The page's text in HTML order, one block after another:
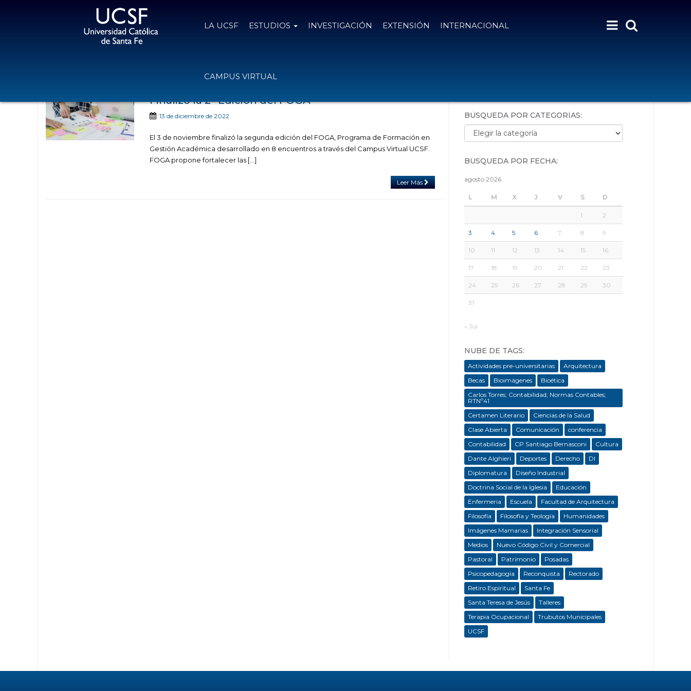
LA UCSF ESTUDIOS INVESTIGACIÓN EXTENSIÓN INTERNACIONAL
CAMPUS VIRTUAL
Finalizó la 2º Edición del FOGA
13 de diciembre de 2022
El 3 de noviembre finalizó la segunda edición del FOGA, Programa de Formación en
Gestión Académica desarrollado en 8 encuentros a través del Campus Virtual UCSF.
FOGA propone fortalecer las […]
Leer Más
BÚSQUEDA POR CATEGORÍAS:
Búsqueda por categorías:
BÚSQUEDA POR FECHA:
agosto 2026
L M X J V S D
1 2
3 4 5 6 7 8 9
10 11 12 13 14 15 16
17 18 19 20 21 22 23
24 25 26 27 28 29 30
31
« Jul
NUBE DE TAGS:
Actividades pre-universitarias
Arquitectura
Becas
Bioimágenes
Bioética
Carlos Torres; Contabilidad; Normas Contables;
RTNº41
Certamen Literario
Ciencias de la Salud
Clase Abierta
Comunicación
conferencia
Contabilidad
CP Santiago Bernasconi
Cultura
Dante Alghieri
Deportes Derecho
DI
Diplomatura
Diseño Industrial
Doctrina Social de la Iglesia
Educación
Enfermeria
Escuela
Facultad de Arquitectura
Filosofía
Filosofía y Teología
Humanidades
Imágenes Mamarias
Integración Sensorial
Medios
Nuevo Código Civil y Comercial
Pastoral
Patrimonio
Posadas
Psicopedagogía
Reconquista
Rectorado
Retiro Espiritual
Santa Fe
Santa Teresa de Jesús
Talleres
Terapia Ocupacional
Trubutos Municipales
UCSF